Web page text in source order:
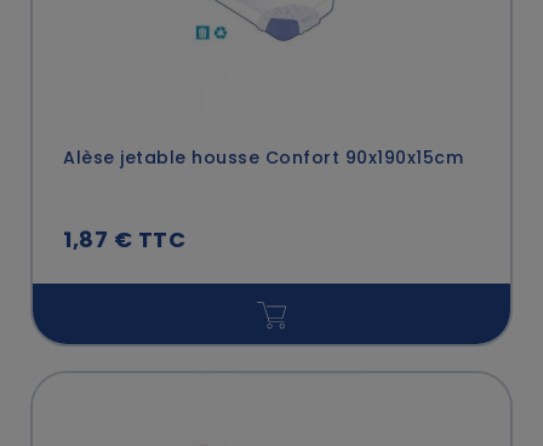
Alèse jetable housse Confort 90x190x15cm
1,87 € TTC